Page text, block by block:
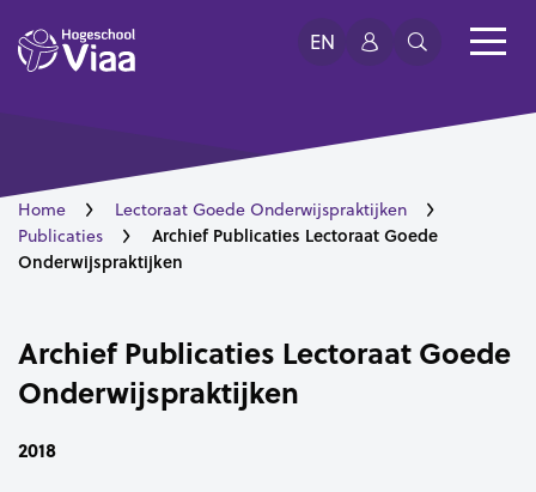
EN
Home
Lectoraat Goede Onderwijspraktijken
Publicaties
Archief Publicaties Lectoraat Goede
Onderwijspraktijken
Archief Publicaties Lectoraat Goede
Onderwijspraktijken
2018